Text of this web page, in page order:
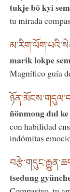
tukje bö kyi
tu mirada
marik lokpe
Magnífico guía
ñönmong dul
con habilidad
indómitas
tsedung